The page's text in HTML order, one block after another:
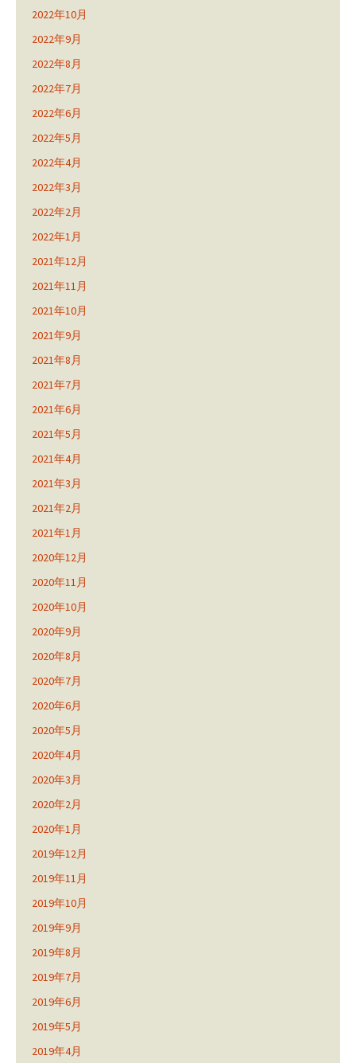
2022年10月
2022年9月
2022年8月
2022年7月
2022年6月
2022年5月
2022年4月
2022年3月
2022年2月
2022年1月
2021年12月
2021年11月
2021年10月
2021年9月
2021年8月
2021年7月
2021年6月
2021年5月
2021年4月
2021年3月
2021年2月
2021年1月
2020年12月
2020年11月
2020年10月
2020年9月
2020年8月
2020年7月
2020年6月
2020年5月
2020年4月
2020年3月
2020年2月
2020年1月
2019年12月
2019年11月
2019年10月
2019年9月
2019年8月
2019年7月
2019年6月
2019年5月
2019年4月